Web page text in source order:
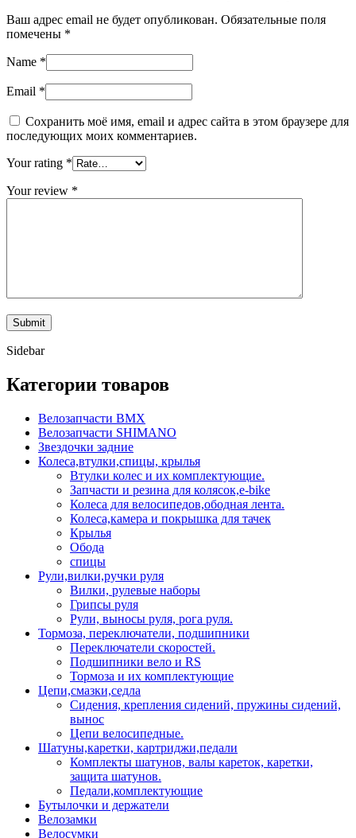
Ваш адрес email не будет опубликован. Обязательные поля
помечены *
Name *
Email *
Сохранить моё имя, email и адрес сайта в этом браузере для
последующих моих комментариев.
Your rating *
Your review *
Sidebar
Категории товаров
Велозапчасти BMX
Велозапчасти SHIMANO
Звездочки задние
Колеса,втулки,спицы, крылья
Втулки колес и их комплектующие.
Запчасти и резина для колясок,e-bike
Колеса для велосипедов,ободная лента.
Колеса,камера и покрышка для тачек
Крылья
Обода
спицы
Рули,вилки,ручки руля
Вилки, рулевые наборы
Грипсы руля
Рули, выносы руля, рога руля.
Тормоза, переключатели, подшипники
Переключатели скоростей.
Подшипники вело и RS
Тормоза и их комплектующие
Цепи,смазки,седла
Сидения, крепления сидений, пружины сидений,
вынос
Цепи велосипедные.
Шатуны,каретки, картриджи,педали
Комплекты шатунов, валы кареток, каретки,
защита шатунов.
Педали,комплектующие
Бутылочки и держатели
Велозамки
Велосумки